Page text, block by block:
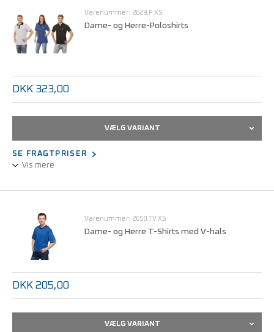
Kan maskinvaskes ved 40°C.
Størrelser fra XS - 5XL.
Varenummer: 2629.P.XS
Dame- og Herre-Poloshirts
DKK 323,00
VÆLG VARIANT
SE FRAGTPRISER
Vis mere
Kan maskinvaskes ved 40°C.
Størrelser fra XS - 5XL.
Varenummer: 2658.TV.XS
Dame- og Herre T-Shirts med V-hals
DKK 205,00
VÆLG VARIANT